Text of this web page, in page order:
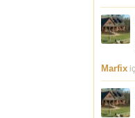
Marfix